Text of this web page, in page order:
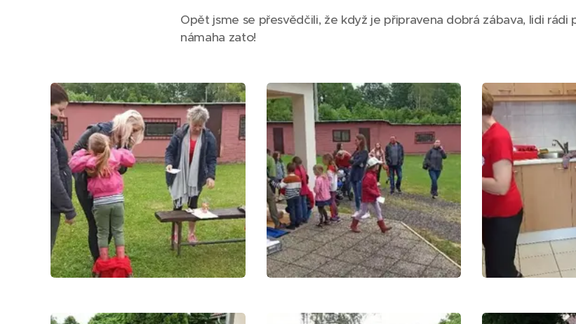
Opět jsme se přesvědčili, že když je připravena dobrá zábava, lidi rádi
námaha zato!